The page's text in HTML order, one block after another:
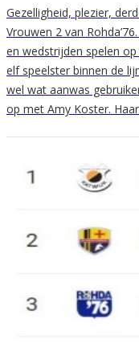
Gezelligheid, plezier,
Vrouwen 2 van
en wedstrijden spelen
elf speelster binnen de
wel wat aanwas
op met Amy Koster.